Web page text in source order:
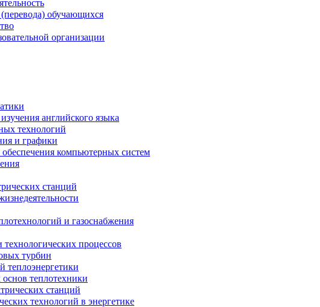
обучающихся
организации
английского языка
технологий
и графики
компьютерных систем
станций
и газоснабжения
процессов
турбин
теплотехники
станций
технологий в энергетике